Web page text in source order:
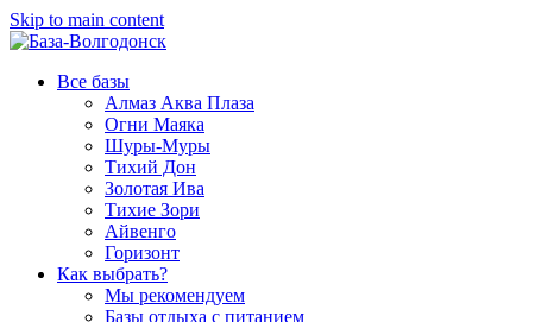
Skip to main content
Все базы
Алмаз Аква Плаза
Огни Маяка
Шуры-Муры
Тихий Дон
Золотая Ива
Тихие Зори
Айвенго
Горизонт
Как выбрать?
Мы рекомендуем
Базы отдыха с питанием